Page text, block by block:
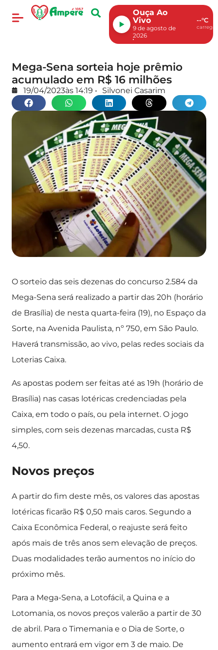
Ouça Ao
Vivo
9 de agosto de
2026
--°C
Mega-Sena sorteia hoje prêmio
acumulado em R$ 16 milhões
19/04/2023às 14:19 • Silvonei Casarim
O sorteio das seis dezenas do concurso 2.584 da
Mega-Sena será realizado a partir das 20h (horário
de Brasília) de nesta quarta-feira (19), no Espaço da
Sorte, na Avenida Paulista, nº 750, em São Paulo.
Haverá transmissão, ao vivo, pelas redes sociais da
Loterias Caixa.
As apostas podem ser feitas até as 19h (horário de
Brasília) nas casas lotéricas credenciadas pela
Caixa, em todo o país, ou pela internet. O jogo
simples, com seis dezenas marcadas, custa R$
4,50.
Novos preços
A partir do fim deste mês, os valores das apostas
lotéricas ficarão R$ 0,50 mais caros. Segundo a
Caixa Econômica Federal, o reajuste será feito
após mais de três anos sem elevação de preços.
Duas modalidades terão aumentos no início do
próximo mês.
Para a Mega-Sena, a Lotofácil, a Quina e a
Lotomania, os novos preços valerão a partir de 30
de abril. Para o Timemania e o Dia de Sorte, o
aumento entrará em vigor em 3 de maio. De